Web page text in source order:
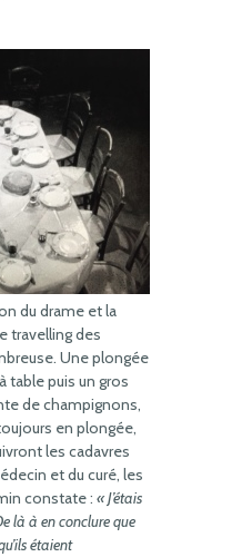
du drame et la
travelling des
Une plongée
table puis un gros
de champignons,
en plongée,
les cadavres
et du curé, les
constate : « J’étais
là à en conclure que
étaient